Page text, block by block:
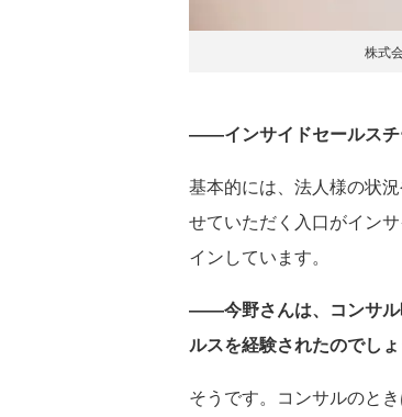
株式
――インサイドセールスチ
基本的には、法人様の状
せていただく入口がイン
インしています。
――今野さんは、 コンサ
ルスを経験されたのでしょ
そうです。コンサルのと